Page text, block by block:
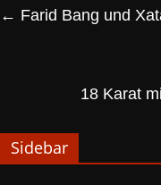
← Farid Bang und
18 Karat
Sidebar